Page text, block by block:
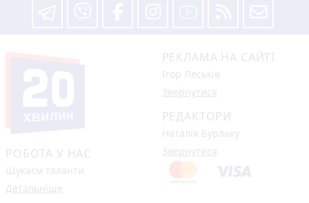
РОБОТА У НАС
Шукаєм таланти
Детальніше
РЕКЛАМА НА САЙТІ
Ігор Леськів
Звернутися
РЕДАКТОРИ
Наталія Бурлаку
Звернутися